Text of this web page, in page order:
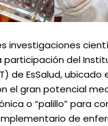
investigaciones
participación del
de EsSalud,
el gran potencial
o “palillo” para
de